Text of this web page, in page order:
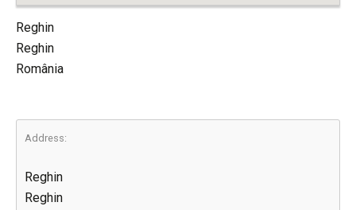
Reghin
Reghin
România
Address:
Reghin
Reghin